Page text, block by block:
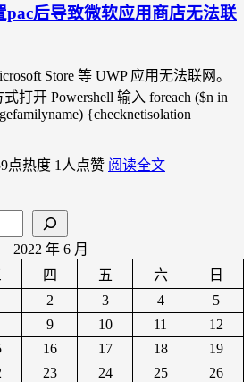
后导致微软应用商店无法联
Store 等 UWP 应用无法联网。
打开 Powershell 输入 foreach ($n in
{checknetisolation
点热度 1人点赞 阅读全文
2022 年 6 月
四 五 六
日
2 3 4
5
9 10 11
12
16 17 18
19
23 24 25
26